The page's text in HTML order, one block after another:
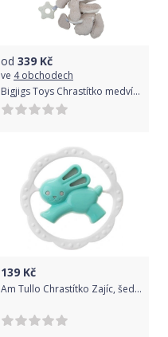
od 339 Kč
ve 4 obchodech
Bigjigs Toys Chrastítko medvídek Bigjigs Baby Spirála
139 Kč
Am Tullo Chrastítko Zajíc, šedá/mátová